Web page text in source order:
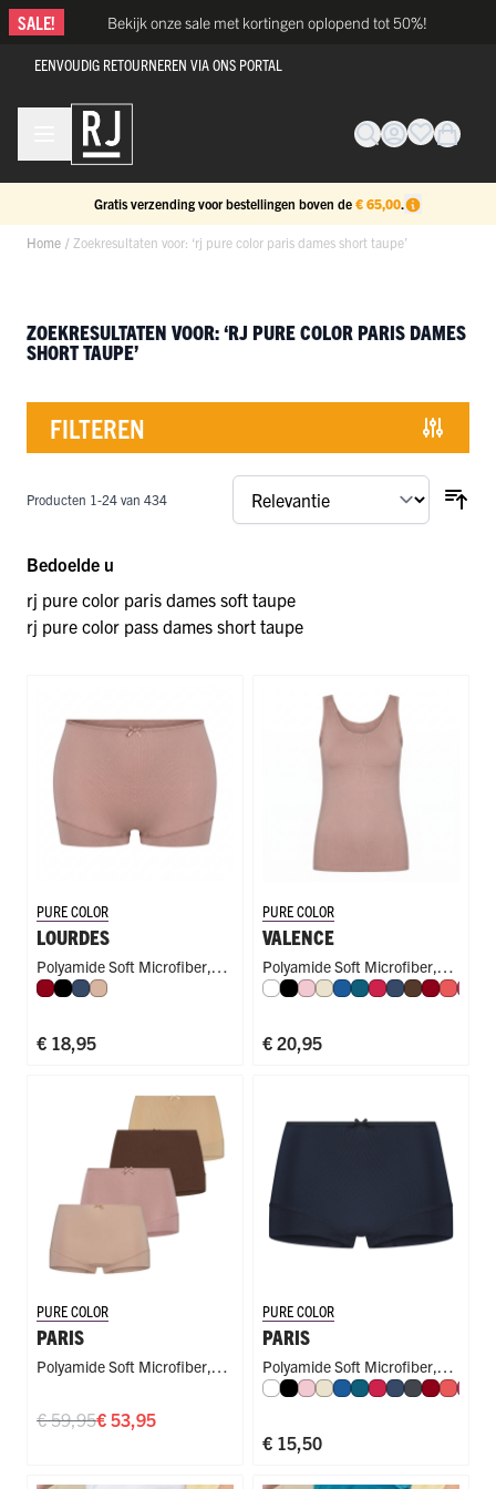
Ga naar de inhoud
SALE! Bekijk onze sale met kortingen oplopend tot 50%!
EENVOUDIG RETOURNEREN VIA ONS PORTAL
Gratis verzending voor bestellingen boven de € 65,00.
Home / Zoekresultaten voor: ‘rj pure color paris dames short taupe’
ZOEKRESULTATEN VOOR: ‘RJ PURE COLOR PARIS DAMES
SHORT TAUPE’
Producten 1-24 van 434
Bedoelde u
rj pure color paris dames soft taupe
rj pure color pass dames short taupe
PURE COLOR
LOURDES
Polyamide Soft Microfiber,
Hoge Taille
Donkerrood
Zwart
Donkerblauw
Caffè Latte
€ 18,95
PURE COLOR
VALENCE
Polyamide Soft Microfiber,
Singlet
WitZwart
RozeIvoorBlauw
Petrol
RoodDonkerblauw
EspressoKoraal
€ 20,95
PURE COLOR
PARIS
Polyamide Soft Microfiber,
€ 53,95
€ 59,95
PURE COLOR
PARIS
Polyamide Soft Microfiber,
Short
WitZwart
RozeIvoorBlauw
Petrol
RoodDonkerblauw
Koraal
€ 15,50
FILTEREN
Doorgaan naar productlijst